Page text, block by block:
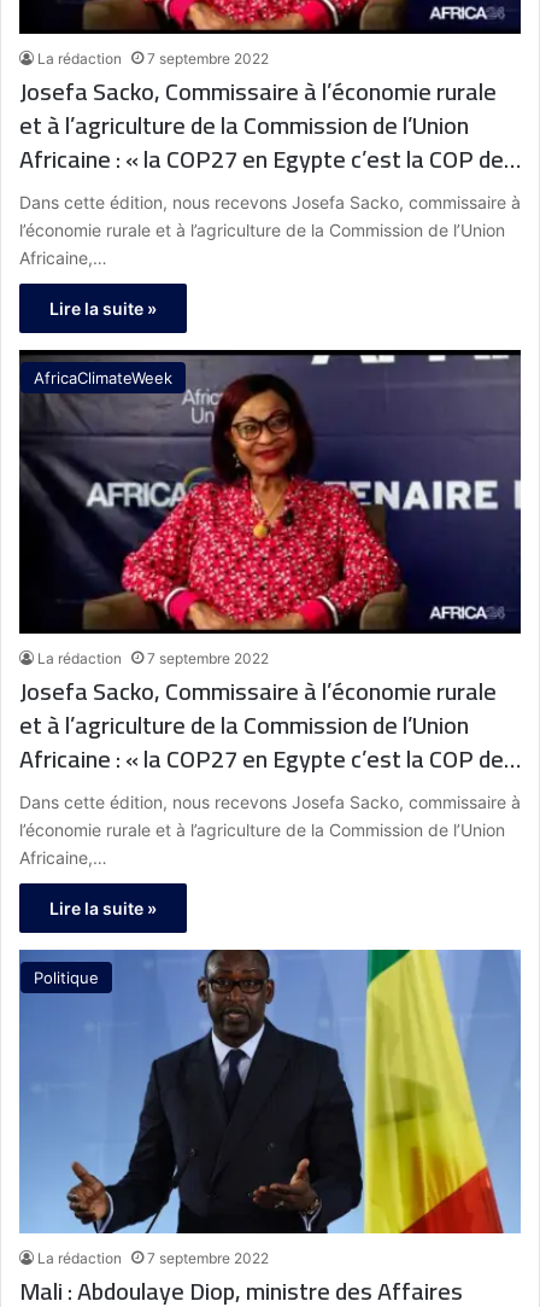
La rédaction 7 septembre 2022
Josefa Sacko, Commissaire à l’économie rurale
et à l’agriculture de la Commission de l’Union
Africaine : « la COP27 en Egypte c’est la COP de
l’Afrique, c’est le moment de voir quel futur nous
voulons laisser à ce beau continent qui a tout le
potentiel »
Dans cette édition, nous recevons Josefa Sacko, commissaire à
l’économie rurale et à l’agriculture de la Commission de l’Union
Africaine,…
Lire la suite »
AfricaClimateWeek
La rédaction 7 septembre 2022
Josefa Sacko, Commissaire à l’économie rurale
et à l’agriculture de la Commission de l’Union
Africaine : « la COP27 en Egypte c’est la COP de
l’Afrique, c’est le moment de voir quel futur nous
voulons laisser à ce beau continent qui a tout le
potentiel »
Dans cette édition, nous recevons Josefa Sacko, commissaire à
l’économie rurale et à l’agriculture de la Commission de l’Union
Africaine,…
Lire la suite »
Politique
La rédaction 7 septembre 2022
Mali : Abdoulaye Diop, ministre des Affaires